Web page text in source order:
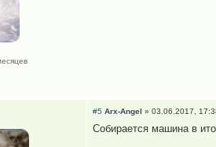
#5 Arx-Angel » 03.06.2017,
Собирается машина в